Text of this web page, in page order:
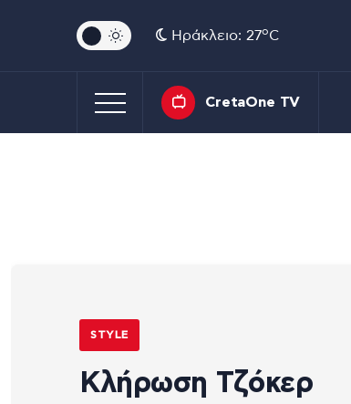
Ηράκλειο: 27oC
CretaOne TV
STYLE
Κλήρωση Τζόκερ